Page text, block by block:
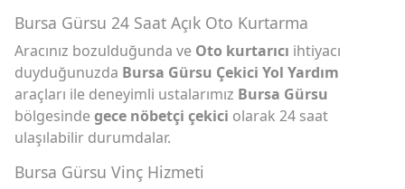
Bursa Gürsu 24 Saat Açık Oto Kurtarma
Aracınız bozulduğunda ve Oto kurtarıcı ihtiyacı
duyduğunuzda Bursa Gürsu Çekici Yol Yardım
araçları ile deneyimli ustalarımız Bursa Gürsu
bölgesindegece nöbetçi çekici olarak 24 saat
ulaşılabilir durumdalar.
Bursa Gürsu Vinç Hizmeti